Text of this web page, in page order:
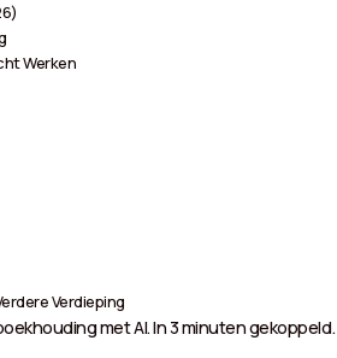
Werken
Verdieping
met AI. In 3 minuten gekoppeld.